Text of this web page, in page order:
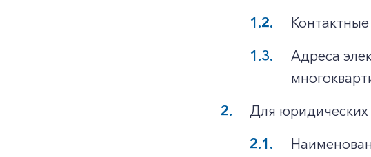
Адреса
Для юридических